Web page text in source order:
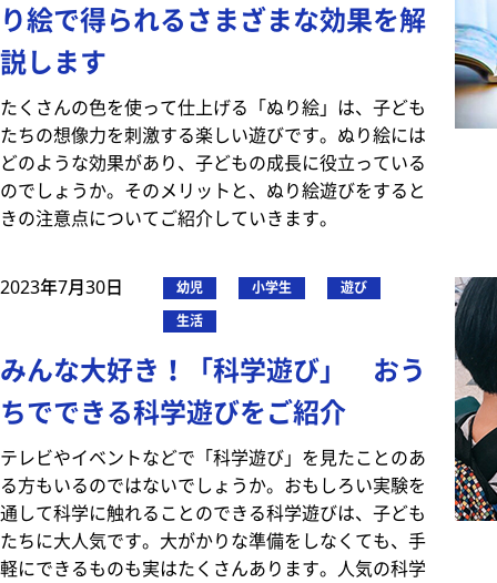
り絵で得られるさまざまな効果を解
説します
たくさんの色を使って仕上げる「ぬり絵」は、子ども
たちの想像力を刺激する楽しい遊びです。ぬり絵には
どのような効果があり、子どもの成長に役立っている
のでしょうか。そのメリットと、ぬり絵遊びをすると
きの注意点についてご紹介していきます。
2023年7月30日 幼児 小学生
遊び
生活
みんな大好き！「科学遊び」 おう
ちでできる科学遊びをご紹介
テレビやイベントなどで「科学遊び」を見たことのあ
る方もいるのではないでしょうか。おもしろい実験を
通して科学に触れることのできる科学遊びは、子ども
たちに大人気です。大がかりな準備をしなくても、手
軽にできるものも実はたくさんあります。人気の科学